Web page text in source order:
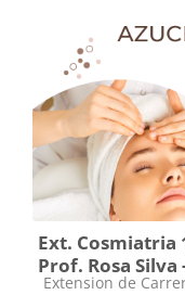
Ext. Cosmiatria
Prof. Rosa
Categoría de cursos
Extension de